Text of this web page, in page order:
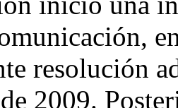
resolución
2009.